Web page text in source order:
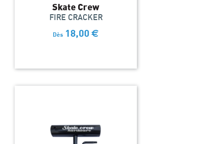
Skate Crew
FIRE CRACKER
Dès 18,00 €